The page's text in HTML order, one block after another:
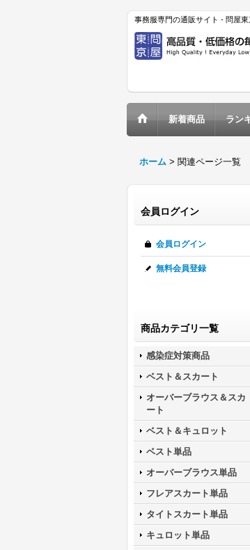
事務服専門の通販サイト - 問屋東
新着商品 ラン
ホーム > 関連ページ一覧
会員ログイン
会員ログイン
無料会員登録
商品カテゴリ一覧
感染症対策商品
ベスト＆スカート
オーバーブラウス＆スカ
ート
ベスト＆キュロット
ベスト単品
オーバーブラウス単品
フレアスカート単品
タイトスカート単品
キュロット単品